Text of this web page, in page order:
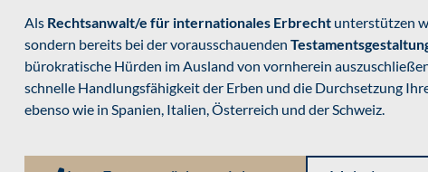
Als Rechtsanwalt/e für internationales Erbrecht unterstützen
sondern bereits bei der vorausschauenden
bürokratische Hürden im Ausland von vornherein
schnelle Handlungsfähigkeit der Erben und die Durchsetzung
ebenso wie in Spanien, Italien, Österreich und der Schweiz.